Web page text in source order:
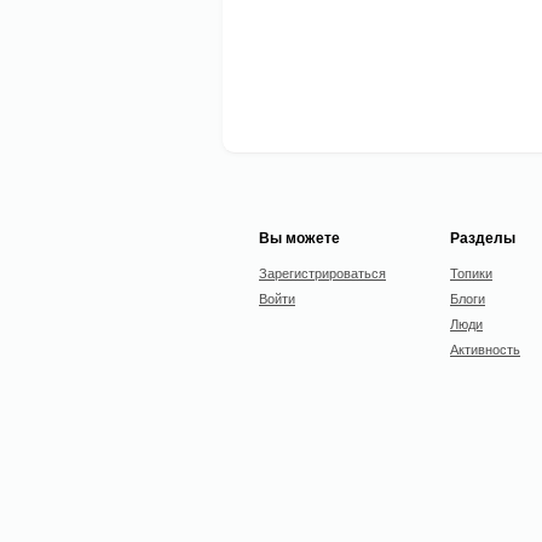
Вы можете
Зарегистрироваться
Войти
Разделы
Топики
Блоги
Люди
Активность